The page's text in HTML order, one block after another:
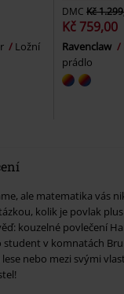
Ložní
DMC Kč
Kč 759,00
Ravenclaw
prádlo
ale matematika vás
kolik je povlak
kouzelné povlečení
student v komnatách
nebo mezi svými